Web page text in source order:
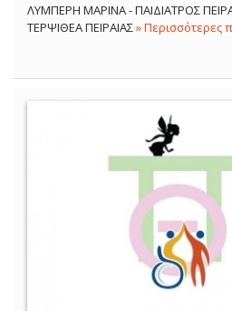
ΛΥΜΠΕΡΗ ΜΑΡΙΝΑ - ΠΑΙΔΙΑΤΡΟΣ
ΤΕΡΨΙΘΕΑ ΠΕΙΡΑΙΑΣ» Περισσότερες